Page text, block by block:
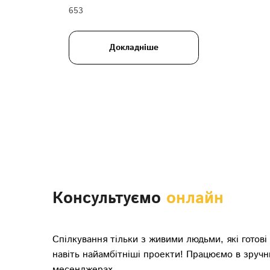
653
Докладніше
Консультуємо онлайн
Спілкування тільки з живими людьми, які готові
навіть найамбітніші проекти! Працюємо в